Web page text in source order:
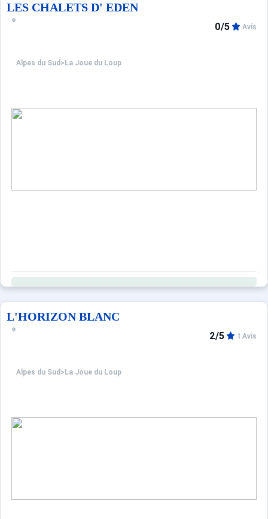
LES CHALETS D' EDEN
Alpes du Sud > La Joue du Loup
0/5 Avis
L'HORIZON BLANC
Alpes du Sud > La Joue du Loup
2/5 1 Avis